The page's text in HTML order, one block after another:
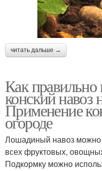
читать дальше →
Как правильно
конский навоз
Применение
огороде
Лошадиный навоз можно
всех фруктовых,
Подкормку можно